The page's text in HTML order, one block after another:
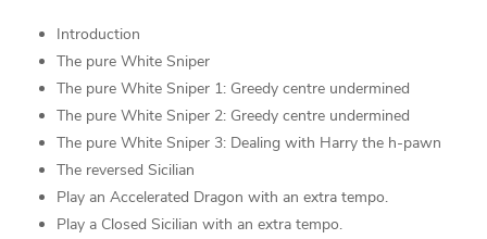
Introduction
The pure White Sniper
The pure White Sniper 1: Greedy centre undermined
The pure White Sniper 2: Greedy centre undermined
The pure White Sniper 3: Dealing with Harry the h-pawn
The reversed Sicilian
Play an Accelerated Dragon with an extra tempo.
Play a Closed Sicilian with an extra tempo.